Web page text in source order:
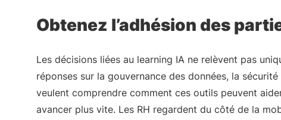
Obtenez l’adhésion des
Les décisions liées au learning IA ne relèvent pas
réponses sur la gouvernance des données, la
veulent comprendre comment ces outils peuvent
avancer plus vite. Les RH regardent du côté de la